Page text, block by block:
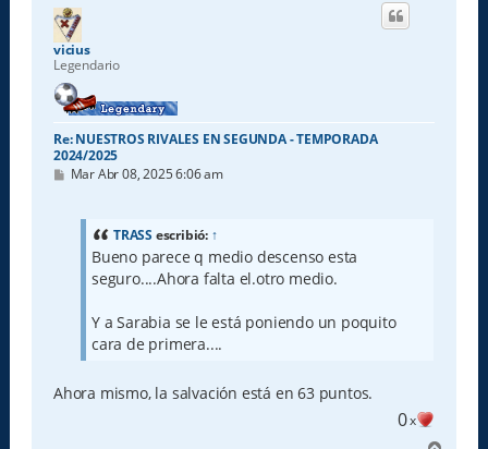
vicius
Legendario
Re: NUESTROS RIVALES EN SEGUNDA - TEMPORADA
2024/2025
M
Mar Abr 08, 2025 6:06 am
TRASS escribió: ↑
Bueno parece q medio descenso esta
seguro....Ahora falta el.otro medio.
Y a Sarabia se le está poniendo un poquito
cara de primera....
Ahora mismo, la salvación está en 63 puntos.
0x